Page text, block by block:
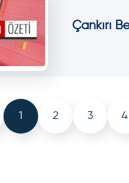
Çankırı
1 2 3 4